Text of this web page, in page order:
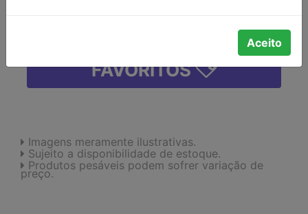
FAVORITOS
Imagens meramente ilustrativas.
Sujeito a disponibilidade de estoque.
Produtos pesáveis podem sofrer variação de
preço.
Aceito